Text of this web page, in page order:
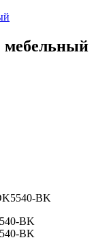
мебельный
BK